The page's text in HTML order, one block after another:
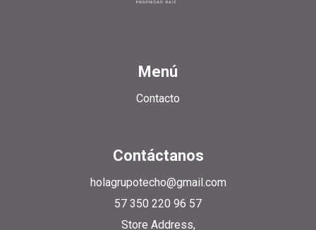
Menú
Contacto
Contáctanos
holagrupotecho@gmail.com
57 350 220 96 57
Store Address,